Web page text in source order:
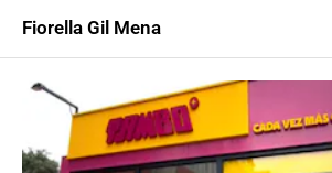
Fiorella Gil Mena